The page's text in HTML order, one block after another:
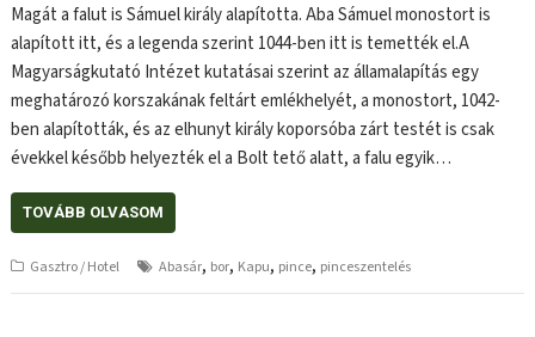
Magát a falut is Sámuel király alapította. Aba Sámuel monostort is
alapított itt, és a legenda szerint 1044-ben itt is temették el.A
Magyarságkutató Intézet kutatásai szerint az államalapítás egy
meghatározó korszakának feltárt emlékhelyét, a monostort, 1042-
ben alapították, és az elhunyt király koporsóba zárt testét is csak
évekkel később helyezték el a Bolt tető alatt, a falu egyik…
TOVÁBB OLVASOM
Gasztro / Hotel Abasár, bor, Kapu, pince, pinceszentelés